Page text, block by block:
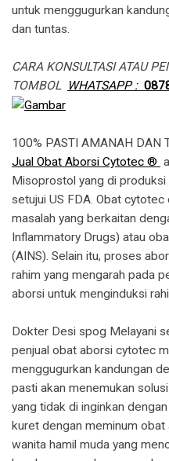
untuk menggugurkan
dan tuntas.
CARA KONSULTASI ATAU
TOMBOL
WHATSAPP :
100% PASTI AMANAH DAN
Jual Obat Aborsi Cytotec ®
Misoprostol yang di
setujui US FDA. Obat
masalah yang berkaitan
Inflammatory Drugs) atau
(AINS). Selain itu, proses
rahim yang mengarah pada
aborsi untuk menginduksi
Dokter Desi spog Melayani
penjual obat aborsi cytotec
menggugurkan kandungan
pasti akan menemukan
yang tidak di inginkan
kuret dengan meminum obat
wanita hamil muda yang